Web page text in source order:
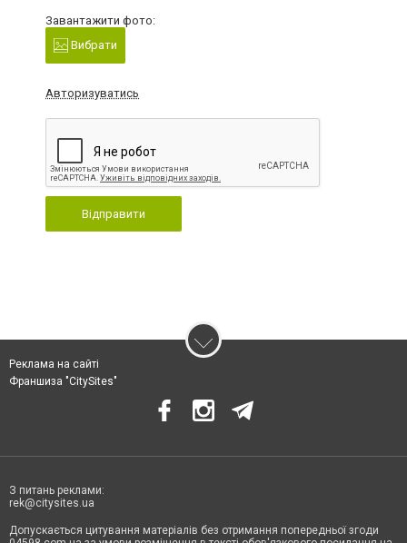
Завантажити фото:
Вибрати
Авторизуватись
Відправити
Реклама на сайті
Франшиза "CitySites"
З питань реклами:
rek@citysites.ua
Допускається цитування матеріалів без отримання попередньої згоди